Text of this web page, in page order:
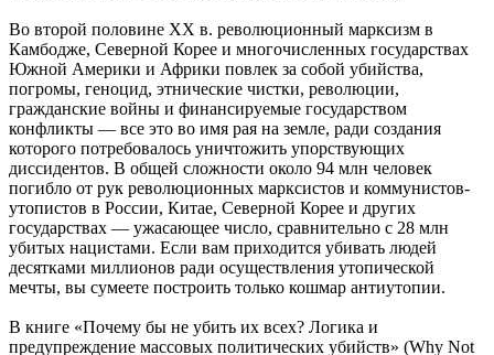
Во второй половине XX в. революционный марксизм в
Камбодже, Северной Корее и многочисленных государствах
Южной Америки и Африки повлек за собой убийства,
погромы, геноцид, этнические чистки, революции,
гражданские войны и финансируемые государством
конфликты — все это во имя рая на земле, ради создания
которого потребовалось уничтожить упорствующих
диссидентов. В общей сложности около 94 млн человек
погибло от рук революционных марксистов и коммунистов-
утопистов в России, Китае, Северной Корее и других
государствах — ужасающее число, сравнительно с 28 млн
убитых нацистами. Если вам приходится убивать людей
десятками миллионов ради осуществления утопической
мечты, вы сумеете построить только кошмар антиутопии.
В книге «Почему бы не убить их всех? Логика и
предупреждение массовых политических убийств» (Why Not